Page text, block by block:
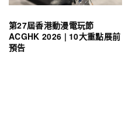
第27屆香港動漫電玩節
ACGHK 2026 | 10大重點展前
預告